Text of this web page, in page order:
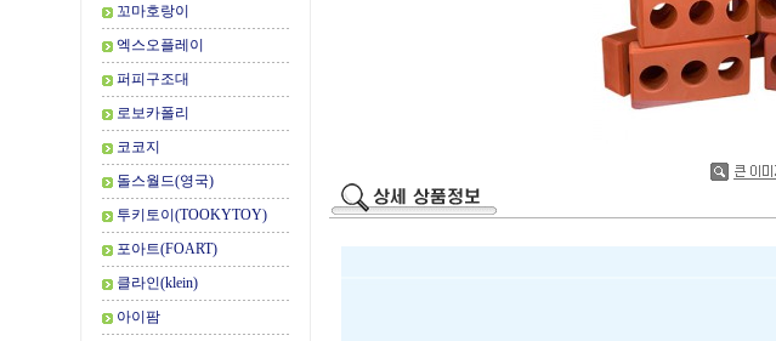
꼬마호랑이
엑스오플레이
퍼피구조대
로보카폴리
코코지
돌스월드(영국)
투키토이(TOOKYTOY)
포아트(FOART)
클라인(klein)
아이팜